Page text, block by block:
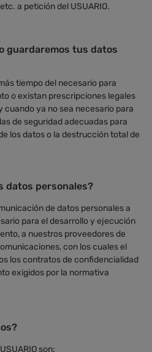
a petición del USUARIO.
guardaremos tus datos
tiempo del necesario para
o existan prescripciones legales
ya no sea necesario para
de seguridad adecuadas para
los datos o la destrucción total de
datos personales?
de datos personales a
para el desarrollo y ejecución
a nuestros proveedores de
con los cuales el
los contratos de confidencialidad
exigidos por la normativa
son: